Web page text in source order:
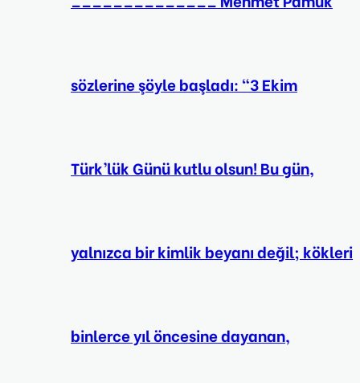
sözlerine şöyle başladı: “3 Ekim
Türk’lük Günü kutlu olsun! Bu gün,
yalnızca bir kimlik beyanı değil; kökleri
binlerce yıl öncesine dayanan,